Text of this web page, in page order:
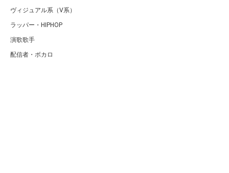
ヴィジュアル系（V系）
ラッパー・HIPHOP
演歌歌手
配信者・ボカロ